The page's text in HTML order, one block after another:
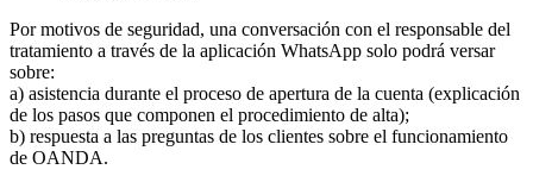
Por motivos de seguridad, una conversación con el responsable del
tratamiento a través de la aplicación WhatsApp solo podrá versar
sobre:
a) asistencia durante el proceso de apertura de la cuenta (explicación
de los pasos que componen el procedimiento de alta);
b) respuesta a las preguntas de los clientes sobre el funcionamiento
de OANDA.